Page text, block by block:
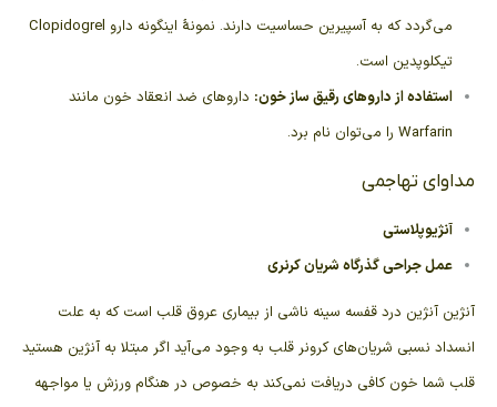
می‌گردد که به آسپیرین حساسیت دارند. نمونهٔ اینگونه دارو Clopidogrel
تیکلوپدین است.
استفاده از داروهای رقیق ساز خون: داروهای ضد انعقاد خون مانند
Warfarin را می‌توان نام برد.
مداوای تهاجمی
آنژیوپلاستی
عمل جراحی گذرگاه شریان کرنری
آنژین آنژین درد قفسه سینه ناشی از بیماری عروق قلب است که به علت
انسداد نسبی شریان‌های کرونر قلب به وجود می‌آید اگر مبتلا به آنژین هستید
قلب شما خون کافی دریافت نمی‌کند به خصوص در هنگام ورزش یا مواجهه